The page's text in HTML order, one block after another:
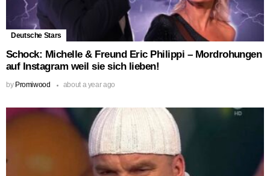
Deutsche Stars
Schock: Michelle & Freund Eric Philippi – Mordrohungen
auf Instagram weil sie sich lieben!
by Promiwood about a year ago